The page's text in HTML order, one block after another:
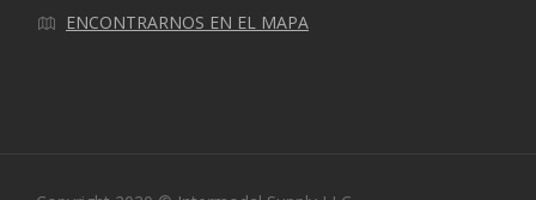
ENCONTRARNOS EN EL MAPA